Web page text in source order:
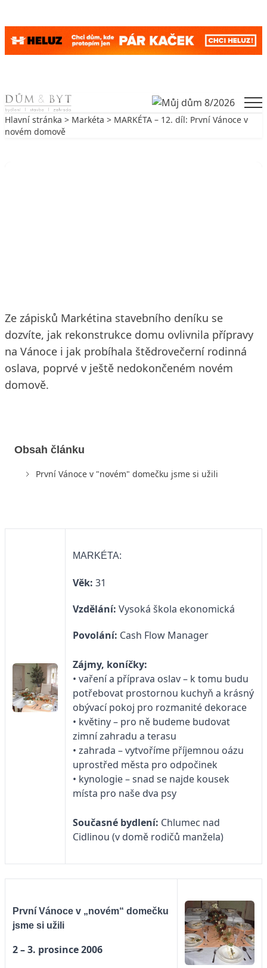
Skip to content
Hlavní stránka > Markéta > MARKÉTA – 12. díl: První Vánoce v
novém domově
Ze zápisků Markétina stavebního deníku se
dozvíte, jak rekonstrukce domu ovlivnila přípravy
na Vánoce i jak probíhala štědrovečerní rodinná
oslava, poprvé v ještě nedokončeném novém
domově.
Obsah článku
První Vánoce v "novém" domečku jsme si užili
MARKÉTA:
Věk: 31
Vzdělání: Vysoká škola ekonomická
Povolání: Cash Flow Manager
Zájmy, koníčky:
• vaření a příprava oslav – k tomu budu
potřebovat prostornou kuchyň a krásný
obývací pokoj pro rozmanité dekorace
• květiny – pro ně budeme budovat
zimní zahradu a terasu
• zahrada – vytvoříme příjemnou oázu
uprostřed města pro odpočinek
• kynologie – snad se najde kousek
místa pro naše dva psy
Současné bydlení: Chlumec nad
Cidlinou (v domě rodičů manžela)
První Vánoce v „novém“ domečku
jsme si užili
2 – 3. prosince 2006